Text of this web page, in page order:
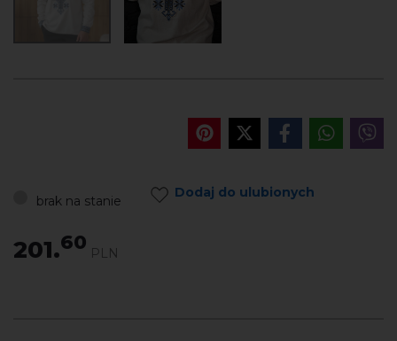
brak na stanie
Dodaj do ulubionych
201.60 PLN